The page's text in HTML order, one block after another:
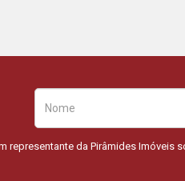
representante da Pirâmides